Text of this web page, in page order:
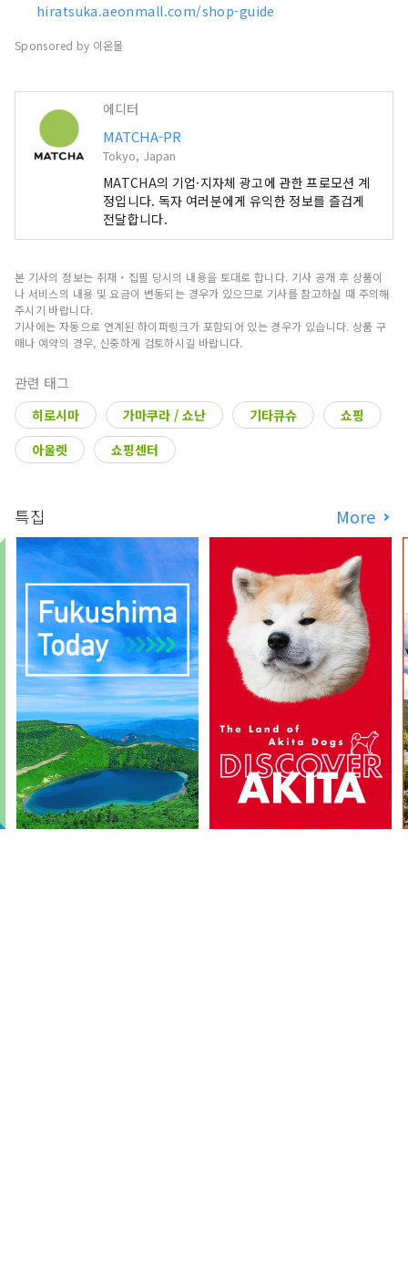
hiratsuka.aeonmall.com/shop-guide
Sponsored by 이온몰
에디터
MATCHA-PR
Tokyo, Japan
MATCHA의 기업·지자체 광고에 관한 프로모션 계
정입니다. 독자 여러분에게 유익한 정보를 즐겁게
전달합니다.
본 기사의 정보는 취재・집필 당시의 내용을 토대로 합니다. 기사 공개 후 상품이
나 서비스의 내용 및 요금이 변동되는 경우가 있으므로 기사를 참고하실 때 주의해
주시기 바랍니다.
기사에는 자동으로 연계된 하이퍼링크가 포함되어 있는 경우가 있습니다. 상품 구
매나 예약의 경우, 신중하게 검토하시길 바랍니다.
관련 태그
히로시마 가마쿠라 / 쇼난 기타큐슈
쇼핑
아울렛
쇼핑센터
특집 More